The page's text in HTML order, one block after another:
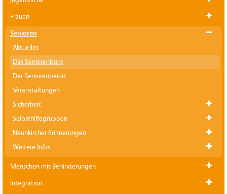
Frauen
Senioren
Aktuelles
Das Seniorenbüro
Der Seniorenbeirat
Veranstaltungen
Sicherheit
Selbsthilfegruppen
Neunkircher Erinnerungen
Weitere Infos
Menschen mit Behinderungen
Integration